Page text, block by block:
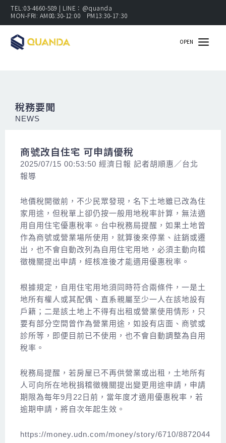
TEL:03-4660-589 | LINE：@quanda
MON-FRI: AM08:30-12:00 PM13:30-17:30
OPEN
稅務要聞
NEWS
商號改自住宅 可申請優稅
2025/07/15 00:53:50 經濟日報 記者胡順惠／台北
報導
地價稅開徵前，不少民眾發現，名下土地雖已改為住
家用途，但稅單上卻仍按一般用地稅率計算，無法適
用自用住宅優惠稅率。台中稅務局提醒，如果土地曾
作為商號或營業場所使用，就算後來停業、註銷或遷
出，也不會自動改列為自用住宅用地，必須主動向稽
徵機關提出申請，經核准後才能適用優惠稅率。
根據規定，自用住宅用地須同時符合兩條件，一是土
地所有權人或其配偶、直系親屬至少一人在該地設有
戶籍；二是該土地上不得有出租或營業使用情形，只
要有部分空間曾作為營業用途，如設有店面、商號或
診所等，即便目前已不使用，也不會自動調整為自用
稅率。
稅務局提醒，若房屋已不再供營業或出租，土地所有
人可向所在地稅捐稽徵機關提出變更用途申請，申請
期限為每年9月22日前，當年度才適用優惠稅率，若
逾期申請，將自次年起生效。
https://money.udn.com/money/story/6710/8872044